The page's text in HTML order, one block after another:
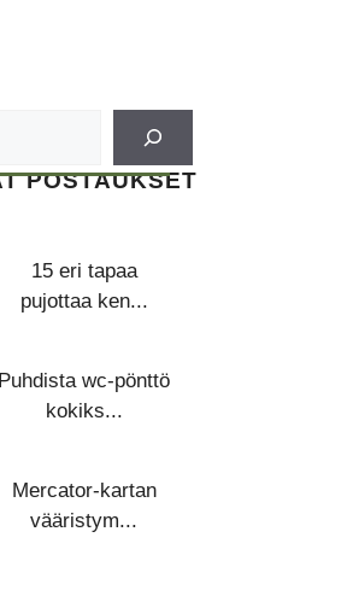
POSTAUKSET
15 eri tapaa
pujottaa ken...
Puhdista wc-pönttö
kokiks...
Mercator-kartan
vääristym...